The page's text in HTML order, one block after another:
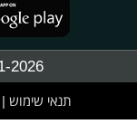
2011-2026 ©
תנאי שימוש